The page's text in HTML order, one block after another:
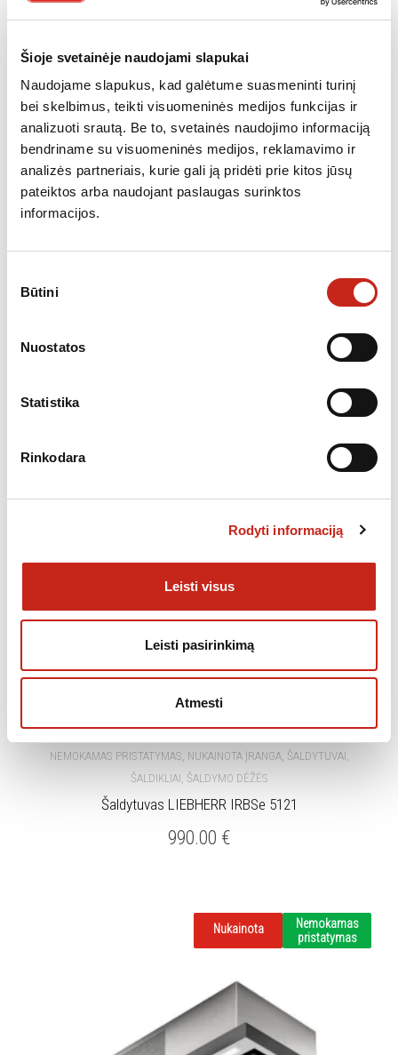
Šioje svetainėje naudojami slapukai
Naudojame slapukus, kad galėtume suasmeninti turinį
bei skelbimus, teikti visuomeninės medijos funkcijas ir
analizuoti srautą. Be to, svetainės naudojimo informaciją
bendriname su visuomeninės medijos, reklamavimo ir
analizės partneriais, kurie gali ją pridėti prie kitos jūsų
pateiktos arba naudojant paslaugas surinktos
informacijos.
pasirinkimas
Būtini
Nuostatos
Statistika
Rinkodara
Rodyti informaciją
Leisti visus
Leisti pasirinkimą
Atmesti
Plotis, mm594
Montavimo plotis, mm560
Montavimo gylis, mm550
Papildoma informacija
NEMOKAMAS PRISTATYMAS, NUKAINOTA ĮRANGA, ŠALDYTUVAI,
ŠALDIKLIAI, ŠALDYMO DĖŽĖS
Šaldytuvas LIEBHERR IRBSe 5121
990.00 €
Nukainota
Nemokamas
pristatymas